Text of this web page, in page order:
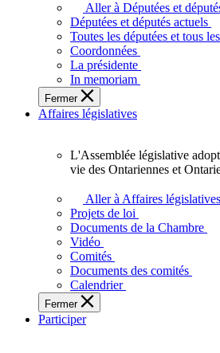
députés
vous
représentent
sein
de
l'Assemblée
législative
l'Ontario.
Aller à Députées et
Députées et députés actuels
Toutes les députées et tous
Coordonnées
La présidente
In memoriam
Fermer
Affaires législatives
L'Assemblée
adopte
touchent
des
Ontariennes
et
L'Assemblée législative
vie des Ontariennes et
Aller à Affaires législatives
Projets de loi
Documents de la Chambre
Vidéo
Comités
Documents des comités
Calendrier
Fermer
Participer